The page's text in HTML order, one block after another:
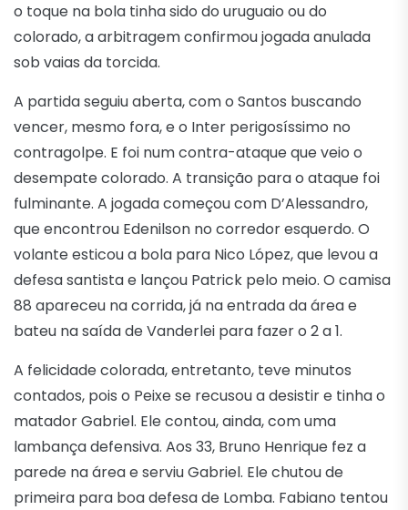
o toque na bola tinha sido do uruguaio ou do
colorado, a arbitragem confirmou jogada anulada
sob vaias da torcida.
A partida seguiu aberta, com o Santos buscando
vencer, mesmo fora, e o Inter perigosíssimo no
contragolpe. E foi num contra-ataque que veio o
desempate colorado. A transição para o ataque foi
fulminante. A jogada começou com D’Alessandro,
que encontrou Edenilson no corredor esquerdo. O
volante esticou a bola para Nico López, que levou a
defesa santista e lançou Patrick pelo meio. O camisa
88 apareceu na corrida, já na entrada da área e
bateu na saída de Vanderlei para fazer o 2 a 1.
A felicidade colorada, entretanto, teve minutos
contados, pois o Peixe se recusou a desistir e tinha o
matador Gabriel. Ele contou, ainda, com uma
lambança defensiva. Aos 33, Bruno Henrique fez a
parede na área e serviu Gabriel. Ele chutou de
primeira para boa defesa de Lomba. Fabiano tentou